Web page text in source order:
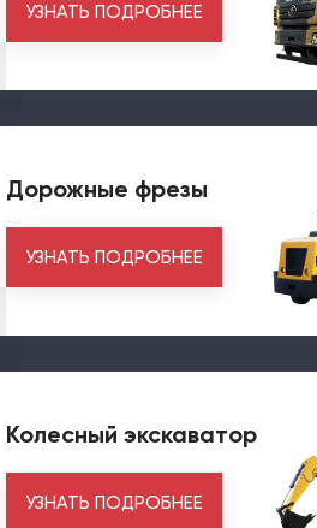
УЗНАТЬ ПОДРОБНЕЕ
Дорожные фрезы
УЗНАТЬ ПОДРОБНЕЕ
Колесный экскаватор
УЗНАТЬ ПОДРОБНЕЕ